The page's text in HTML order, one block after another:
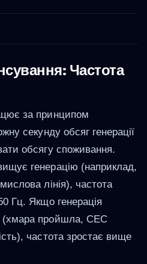
Частота
за принципом
секунду обсяг генерації
обсягу споживання.
генерацію (наприклад,
лінія), частота
Гц. Якщо генерація
(хмара пройшла, СЕС
частота зростає вище